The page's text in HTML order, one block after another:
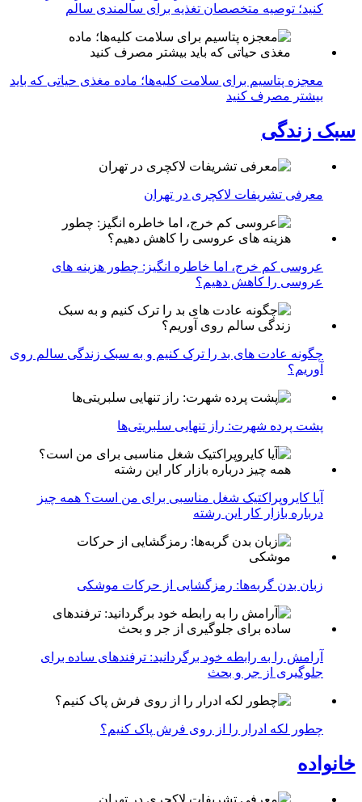
کنید؛ توصیه متخصصان تغذیه برای سالمندی سالم
معجزه پتاسیم برای سلامت کلیه‌ها؛ ماده مغذی حیاتی که باید
بیشتر مصرف کنید
سبک زندگی
معرفی تشریفات لاکچری در تهران
عروسی کم خرج، اما خاطره انگیز: چطور هزینه های
عروسی را کاهش دهیم؟
چگونه عادت‌ های بد را ترک کنیم و به سبک زندگی سالم روی
آوریم؟
پشت پرده شهرت: راز تنهایی سلبریتی‌ها
آیا کایروپراکتیک شغل مناسبی برای من است؟ همه چیز
درباره بازار کار این رشته
زبان بدن گربه‌ها: رمزگشایی از حرکات موشکی
آرامش را به رابطه خود برگردانید: ترفندهای ساده برای
جلوگیری از جر و بحث
چطور لکه ادرار را از روی فرش پاک کنیم؟
خانواده